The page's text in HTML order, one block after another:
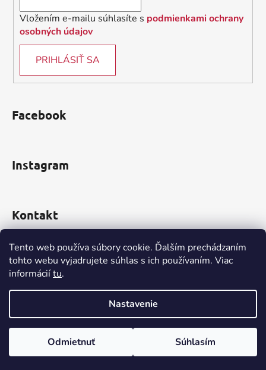
Tento web používa súbory cookie. Ďalším prechádzaním
tohto webu vyjadrujete súhlas s ich používaním. Viac
informáciítu.
Nastavenie
Odmietnuť Súhlasím
v
p
Vložením e-mailu súhlasíte s podmienkami ochrany
osobných údajov
PRIHLÁSIŤ SA
Facebook
Instagram
Kontakt
obchod@incomp.sk
0910 999 552
Vytvoril Shoptet
Copyright 2026
www.INCOMP.sk. Všetky práva
vyhradené.Upraviť nastavenie cookies